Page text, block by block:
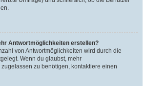
Antwortmöglichkeiten erstellen?
von Antwortmöglichkeiten wird durch die
Wenn du glaubst, mehr
zu benötigen, kontaktiere einen